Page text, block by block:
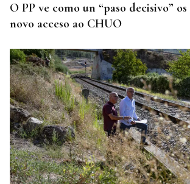
O PP ve como un “paso decisivo”
novo acceso ao CHUO